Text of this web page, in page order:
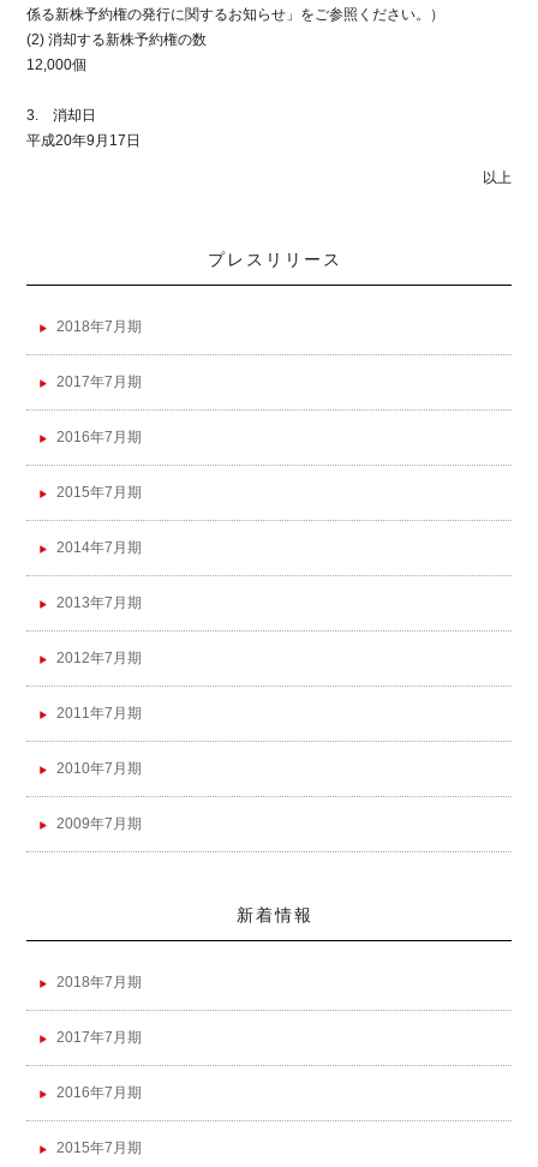
係る新株予約権の発行に関するお知らせ」をご参照ください。）
(2) 消却する新株予約権の数
12,000個
3. 消却日
平成20年9月17日
以上
プレスリリース
2018年7月期
2017年7月期
2016年7月期
2015年7月期
2014年7月期
2013年7月期
2012年7月期
2011年7月期
2010年7月期
2009年7月期
新着情報
2018年7月期
2017年7月期
2016年7月期
2015年7月期